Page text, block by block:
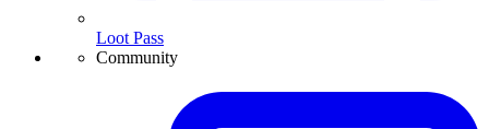
Loot Pass
Community